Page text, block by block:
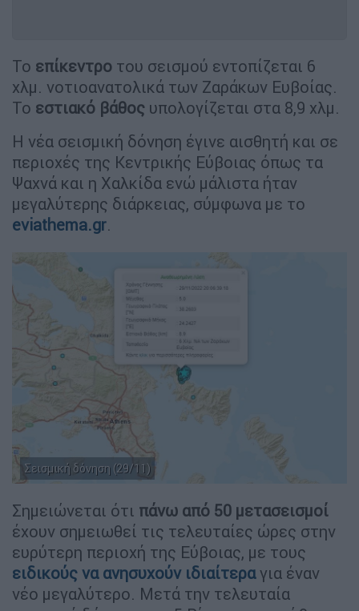
Το επίκεντρο του σεισμού εντοπίζεται 6
χλμ. νοτιοανατολικά των Ζαράκων Ευβοίας.
Το εστιακό βάθος υπολογίζεται στα 8,9 χλμ.
Η νέα σεισμική δόνηση έγινε αισθητή και σε
περιοχές της Κεντρικής Εύβοιας όπως τα
Ψαχνά και η Χαλκίδα ενώ μάλιστα ήταν
μεγαλύτερης διάρκειας, σύμφωνα με το
eviathema.gr.
Σεισμική δόνηση (29/11)
Σημειώνεται ότι πάνω από 50 μετασεισμοί
έχουν σημειωθεί τις τελευταίες ώρες στην
ευρύτερη περιοχή της Εύβοιας, με τους
ειδικούς να ανησυχούν ιδιαίτεραγια έναν
νέο μεγαλύτερο. Μετά την τελευταία